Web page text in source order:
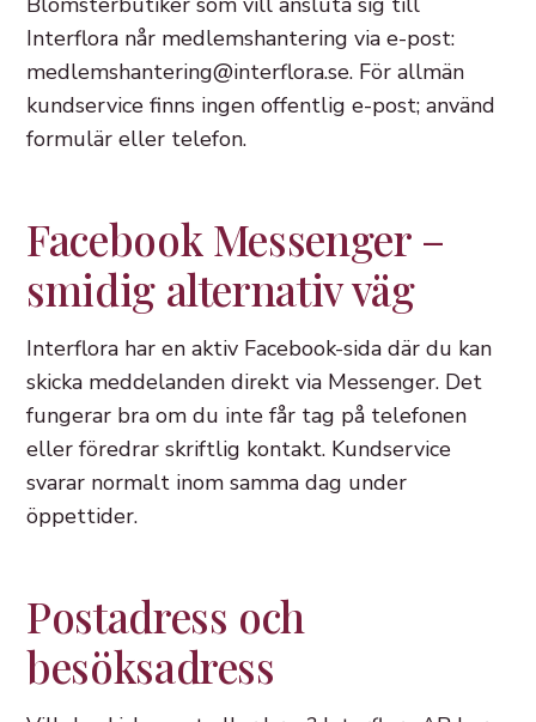
Interflora når medlemshantering via e-post:
medlemshantering@interflora.se. För allmän
kundservice finns ingen offentlig e-post; använd
formulär eller telefon.
Facebook Messenger –
smidig alternativ väg
Interflora har en aktiv Facebook-sida där du kan
skicka meddelanden direkt via Messenger. Det
fungerar bra om du inte får tag på telefonen
eller föredrar skriftlig kontakt. Kundservice
svarar normalt inom samma dag under
öppettider.
Postadress och
besöksadress